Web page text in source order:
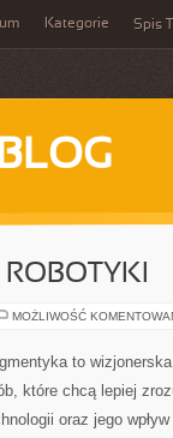
Kategorie Spis
MOŻLIWOŚĆ
to
które chcą lepiej
oraz jego